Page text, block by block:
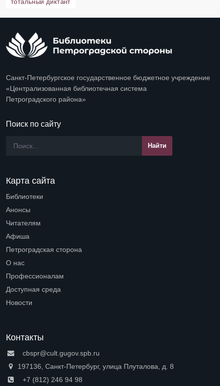
тотальный диктант
Санкт-Петербургское государственное бюджетное учреждение
«Централизованная библиотечная система
Петроградского района»
Поиск по сайту
Карта сайта
Библиотеки
Анонсы
Читателям
Афиша
Петроградская сторона
О нас
Профессионалам
Доступная среда
Новости
Контакты
cbspr@cult.gugov.spb.ru
197136, Санкт-Петербург, улица Плуталова, д. 8
+7 (812) 246 94 98